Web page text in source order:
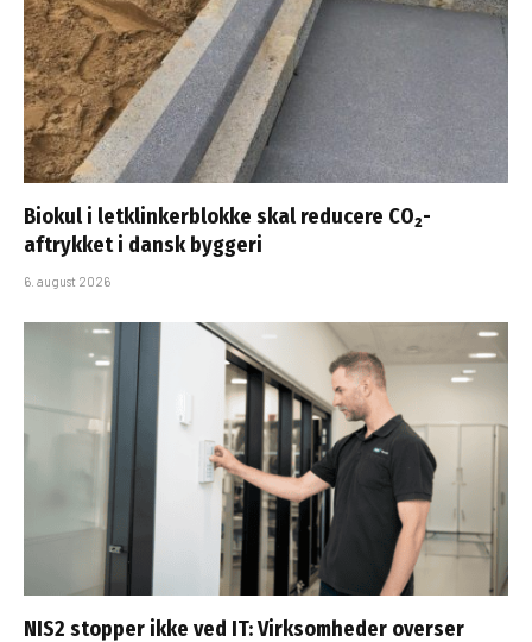
Biokul i letklinkerblokke skal reducere CO₂-
aftrykket i dansk byggeri
6. august 2026
NIS2 stopper ikke ved IT: Virksomheder overser